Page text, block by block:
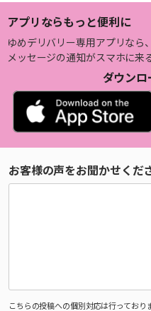
アプリならもっと便利に
ゆめデリバリー専用アプリなら、
メッセージの通知がスマホに来
ダウンロ
お客様の声をお聞かせくだ
こちらの投稿への個別対応は行ってお